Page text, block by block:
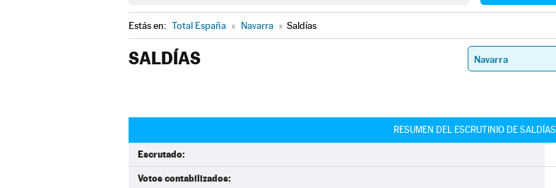
Estás en: Total España » Navarra » Saldías
SALDÍAS
RESUMEN DEL ESCRUTINIO DE SALDÍAS
Escrutado:
Votos contabilizados: